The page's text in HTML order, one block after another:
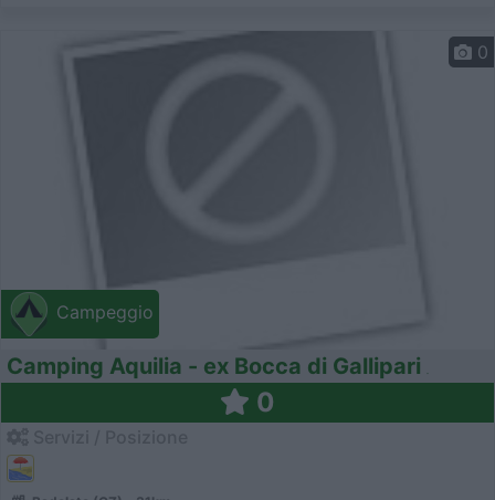
Campeggio
0
Camping Aquilia - ex Bocca di Gallipari
0